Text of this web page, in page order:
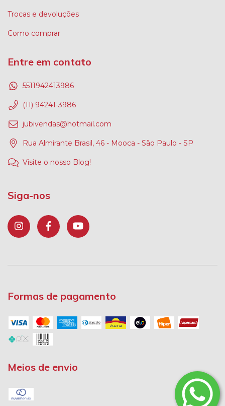
Trocas e devoluções
Como comprar
Entre em contato
5511942413986
(11) 94241-3986
jubivendas@hotmail.com
Rua Almirante Brasil, 46 - Mooca - São Paulo - SP
Visite o nosso Blog!
Siga-nos
Formas de pagamento
Meios de envio